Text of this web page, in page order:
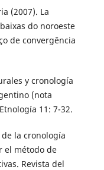
(2007). La
do noroeste
de convergência
y cronología
(nota
11: 7-32.
de la cronología
el método de
Revista del